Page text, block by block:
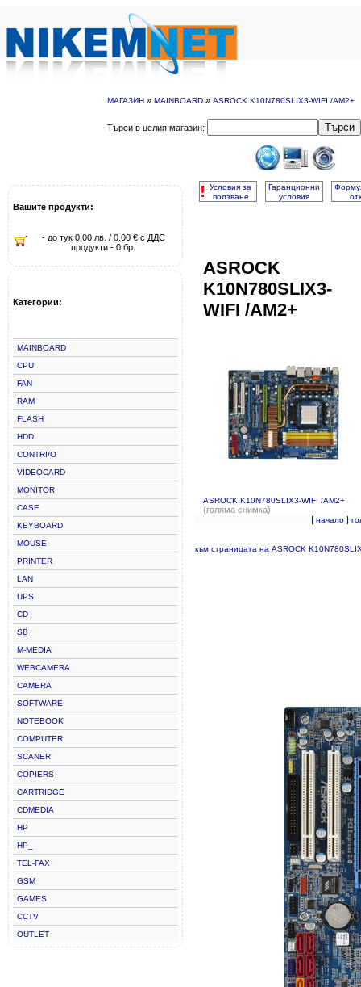
МАГАЗИН » MAINBOARD » ASROCK K10N780SLIX3-WIFI /AM2+
Търси в целия магазин: Търси
Вашите продукти:
- до тук 0.00 лв. / 0.00 € с ДДС
продукти - 0 бр.
Категории:
MAINBOARD
CPU
FAN
RAM
FLASH
HDD
CONTRI/O
VIDEOCARD
MONITOR
CASE
KEYBOARD
MOUSE
PRINTER
LAN
UPS
CD
SB
M-MEDIA
WEBCAMERA
CAMERA
SOFTWARE
NOTEBOOK
COMPUTER
SCANER
COPIERS
CARTRIDGE
CDMEDIA
HP
HP_
TEL-FAX
GSM
GAMES
CCTV
OUTLET
!
Условия за
ползване
Гаранционни
условия
ASROCK
K10N780SLIX3-
WIFI /AM2+
ASROCK K10N780SLIX3-WIFI /AM2+
(голяма снимка)
|начало |
към страницата на ASROCK